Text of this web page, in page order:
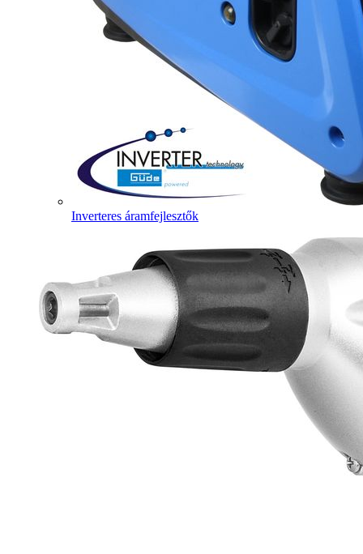
Inverteres áramfejlesztők